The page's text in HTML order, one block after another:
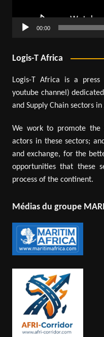
00:00
Logis-T Africa
Logis-T Africa is a press
youtube channel)
and Supply Chain sectors
We work to promote the
actors in these sectors;
and exchange, for the
opportunities that these
process of the continent.
Médias du groupe